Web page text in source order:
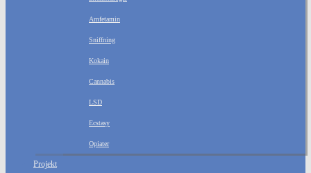
Amfetamin
Sniffning
Kokain
Cannabis
LSD
Ecstasy
Opiater
Projekt